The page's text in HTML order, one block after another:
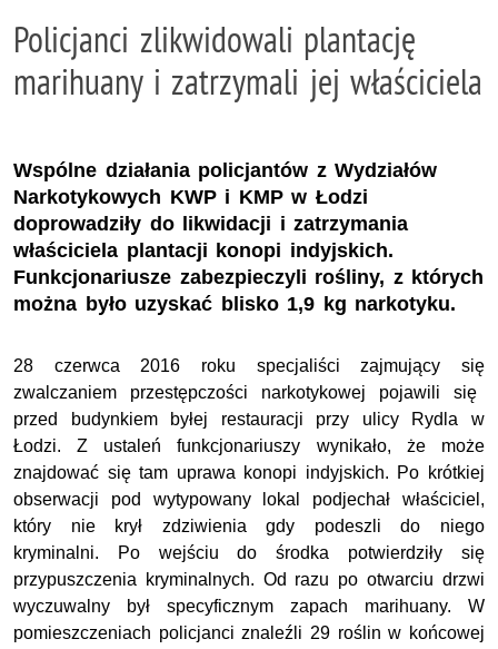
Policjanci zlikwidowali plantację
marihuany i zatrzymali jej właściciela
Wspólne działania policjantów z Wydziałów
Narkotykowych KWP i KMP w Łodzi
doprowadziły do likwidacji i zatrzymania
właściciela plantacji konopi indyjskich.
Funkcjonariusze zabezpieczyli rośliny, z których
można było uzyskać blisko 1,9 kg narkotyku.
28 czerwca 2016 roku specjaliści zajmujący się
zwalczaniem przestępczości narkotykowej pojawili się
przed budynkiem byłej restauracji przy ulicy Rydla w
Łodzi. Z ustaleń funkcjonariuszy wynikało, że może
znajdować się tam uprawa konopi indyjskich. Po krótkiej
obserwacji pod wytypowany lokal podjechał właściciel,
który nie krył zdziwienia gdy podeszli do niego
kryminalni. Po wejściu do środka potwierdziły się
przypuszczenia kryminalnych. Od razu po otwarciu drzwi
wyczuwalny był specyficznym zapach marihuany. W
pomieszczeniach policjanci znaleźli 29 roślin w końcowej